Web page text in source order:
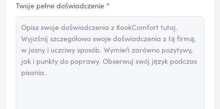
Twoje pełne doświadczenie *